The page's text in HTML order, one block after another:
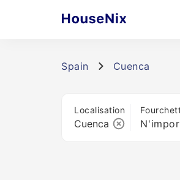
Spain Cuenca
Localisation